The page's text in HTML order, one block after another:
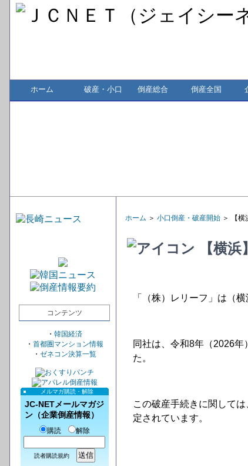
ホーム 破産・小口 倒産総合 倒産全国
コンテンツ
・ 韓国経済
・ 首都圏マンション情報
・ ゼネコン決算一覧
メルマガ購読・解除
JC-NETメールマガジ
ン（企業倒産情報）
購読 解除
読者購読規約
ホーム ＞ 小口倒産・破産開始 ＞ 【
【横
「（株）レリーフ」は（
同社は、令和8年（2026
た。
この破産手続きに関して
定されています。